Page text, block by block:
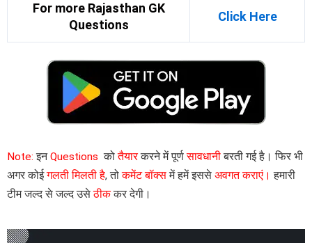
For more Rajasthan GK
Questions
Click Here
Note: इनQuestions कोतैयारकरने में पूर्णसावधानीबरती गई है। फिर भी
अगर कोईगलती मिलती है, तोकमेंट बॉक्समें हमें इससे अवगत कराएं। हमारी
टीम जल्द से जल्द उसेठीककर देगी।